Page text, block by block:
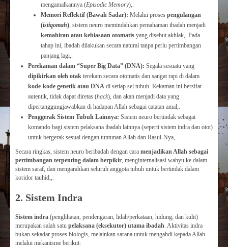
mengamalkannya (Episodic Memory),.
Memori Reflektif (Bawah Sadar): Melalui proses pengulangan
(istiqomah), sistem neuro memindahkan pemahaman ibadah menjadi
kemahiran atau kebiasaan otomatis yang disebut akhlak,. Pada
tahap ini, ibadah dilakukan secara natural tanpa perlu pertimbangan
panjang lagi,.
Perekaman dalam “Super Big Data” (DNA): Segala sesuatu yang
dipikirkan oleh otak terekam secara otomatis dan sangat rapi di dalam
kode-kode genetik atau DNA di setiap sel tubuh. Rekaman ini bersifat
autentik, tidak dapat diretas (hack), dan akan menjadi data yang
dipertanggungjawabkan di hadapan Allah sebagai catatan amal,.
Penggerak Sistem Tubuh Lainnya: Sistem neuro bertindak sebagai
komando bagi sistem pelaksana ibadah lainnya (seperti sistem indra dan otot)
untuk bergerak sesuai dengan tuntunan Allah dan Rasul-Nya,.
Secara ringkas, sistem neuro beribadah dengan cara menjadikan Allah sebagai
pertimbangan terpenting dalam berpikir, menginternalisasi wahyu ke dalam
sistem saraf, dan mengarahkan seluruh anggota tubuh untuk bertindak dalam
koridor tauhid,,.
2. Sistem Indra
Sistem indra (penglihatan, pendengaran, lidah/perkataan, hidung, dan kulit)
merupakan salah satu pelaksana (eksekutor) utama ibadah. Aktivitas indra
bukan sekadar proses biologis, melainkan sarana untuk mengabdi kepada Allah
melalui mekanisme berikut: